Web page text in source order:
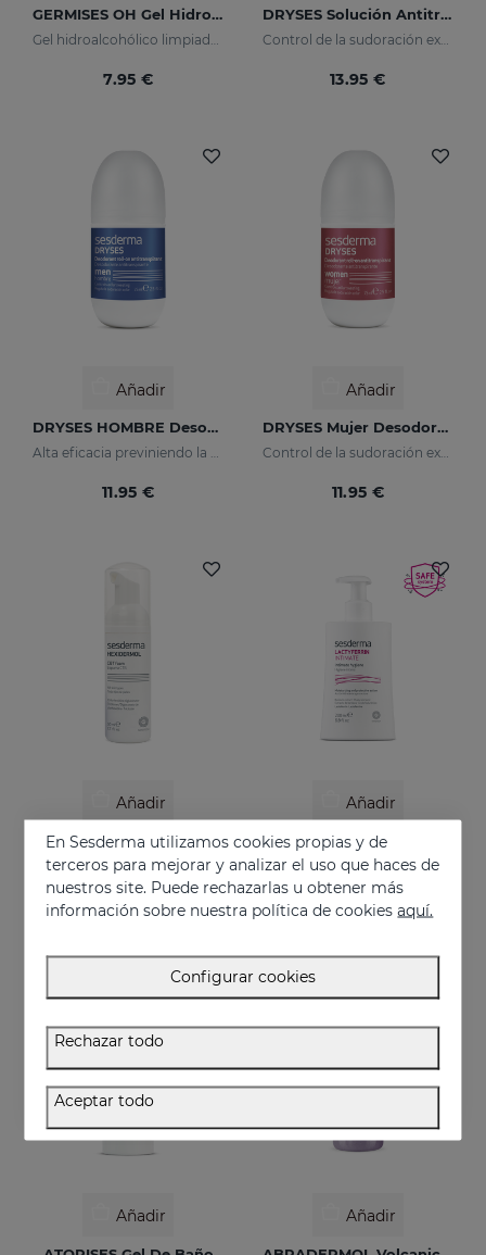
GERMISES OH Gel Hidroalcohólico De Manos 250ml
7.95 €
DRYSES Solución Antitranspirante
Control de la sudoración excesiva
13.95 €
Añadir
DRYSES HOMBRE Desodorante Antitranspirante
Alta eficacia previniendo la sudoración y el mal olor
11.95 €
Añadir
DRYSES Mujer Desodorante Antitranspirante
Control de la sudoración excesiva y el mal olor
11.95 €
Añadir
HEXIDERMOL
Espuma higienizante
19.95 €
Añadir
Máxima higiene, cuidado e hidratación
14.95 €
Añadir Añadir
En Sesderma utilizamos cookies propias y de
terceros para mejorar y analizar el uso que haces de
nuestros site. Puede rechazarlas u obtener más
información sobre nuestra política de cookiesaquí.
Configurar cookies
Rechazar todo
Aceptar todo